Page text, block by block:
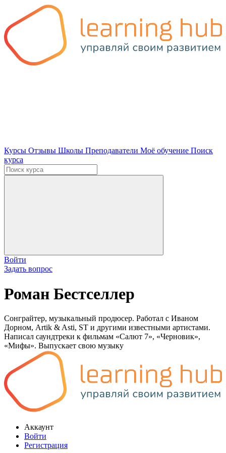
Курсы Отзывы Школы Преподаватели Моё обучение Поиск
курса
Войти
Задать вопрос
Роман Бестселлер
Сонграйтер, музыкальный продюсер. Работал с Иваном
Дорном, Artik & Asti, ST и другими известными артистами.
Написал саундтреки к фильмам «Салют 7», «Черновик»,
«Мифы». Выпускает свою музыку
Аккаунт
Войти
Регистрация